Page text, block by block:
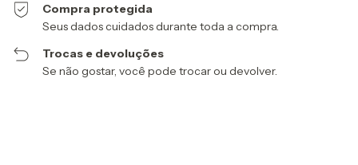
Compra protegida
Seus dados cuidados durante toda a compra.
Trocas e devoluções
Se não gostar, você pode trocar ou devolver.